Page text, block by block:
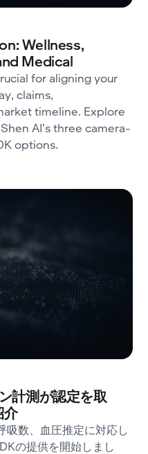
Wellness,
Medical
for aligning your
claims,
timeline. Explore
AI’s three camera-
options.
計測が認定を取
介
吸数、血圧推定に対応し
の提供を開始しまし